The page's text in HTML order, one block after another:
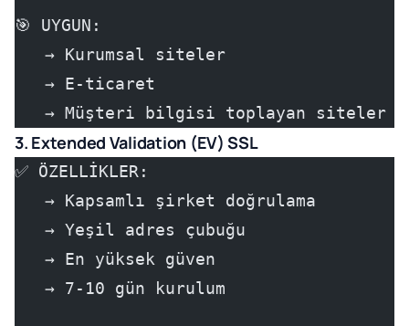
🎯 UYGUN:
   → Kurumsal siteler
   → E-ticaret
   → Müşteri bilgisi toplayan siteler
3. Extended Validation (EV) SSL
✅ ÖZELLİKLER:
   → Kapsamlı şirket doğrulama
   → Yeşil adres çubuğu
   → En yüksek güven
   → 7-10 gün kurulum